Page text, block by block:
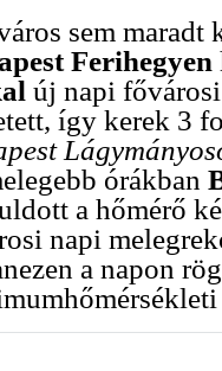
sem
Ferihegyen
új napi
így kerek 3
órákban
a hőmérő
napi
a napon